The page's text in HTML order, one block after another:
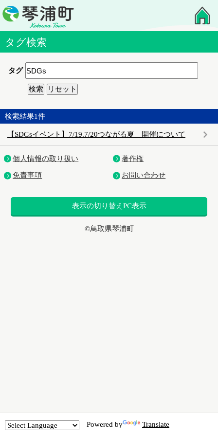
タグ検索
タグ
検索結果1件
【SDGsイベント】7/19.7/20つながる夏 開催について
個人情報の取り扱い 著作権
免責事項 お問い合わせ
表示の切り替え PC表示
Powered by Translate
©鳥取県琴浦町